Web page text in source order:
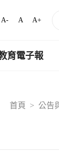
A- A A+
育電子報
首頁 公告